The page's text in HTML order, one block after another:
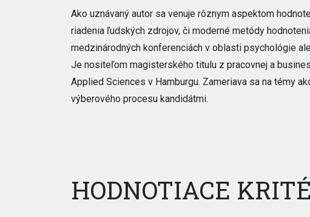
Ako uznávaný autor sa venuje rôznym aspektom
riadenia ľudských zdrojov, či moderné metódy
medzinárodných konferenciách v oblasti psychológie
Je nositeľom magisterského titulu z pracovnej a
Applied Sciences v Hamburgu. Zameriava sa na témy
výberového procesu kandidátmi.
HODNOTIACE